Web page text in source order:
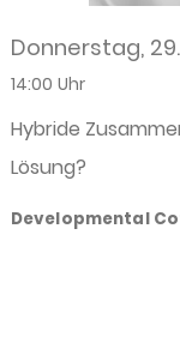
Donnerstag,
14:00 Uhr
Hybride
Lösung?
Developmental